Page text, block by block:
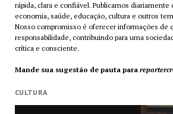
rápida, clara e confiável. Publicamos
economia, saúde, educação, cultura e outros
Nosso compromisso é oferecer informações de
responsabilidade, contribuindo para uma
crítica e consciente.
Mande sua sugestão de pauta para
CULTURA